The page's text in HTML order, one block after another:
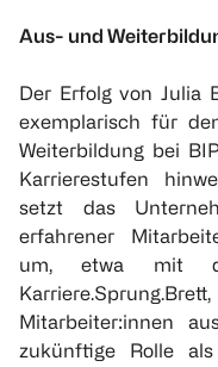
Aus- und
Der Erfolg von Julia
exemplarisch für
Weiterbildung bei
Karrierestufen
setzt das
erfahrener
um, etwa mit
Mitarbeiter:innen
zukünftige Rolle